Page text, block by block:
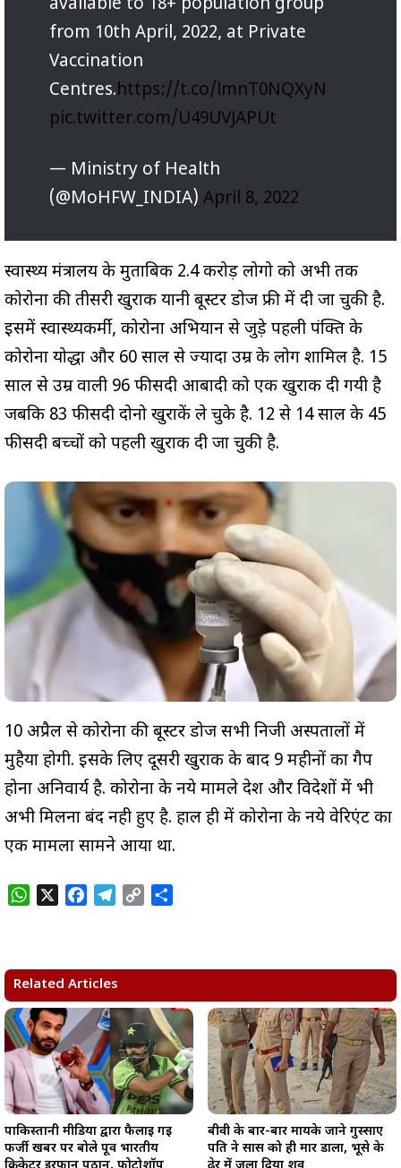
available to 18+ population group
from 10th April, 2022, at Private
Vaccination
Centres.https://t.co/lmnT0NQXyN
pic.twitter.com/U49UVJAPUt
— Ministry of Health
(@MoHFW_INDIA) April 8, 2022
स्वास्थ्य मंत्रालय के मुताबिक 2.4 करोड़ लोगो को अभी तक
कोरोना की तीसरी खुराक यानी बूस्टर डोज फ्री में दी जा चुकी है.
इसमें स्वास्थ्यकर्मी, कोरोना अभियान से जुड़े पहली पंक्ति के
कोरोना योद्धा और 60 साल से ज्यादा उम्र के लोग शामिल है. 15
साल से उम्र वाली 96 फीसदी आबादी को एक खुराक दी गयी है
जबकि 83 फीसदी दोनो खुराकें ले चुके है. 12 से 14 साल के 45
फीसदी बच्चों को पहली खुराक दी जा चुकी है.
10 अप्रैल से कोरोना की बूस्टर डोज सभी निजी अस्पतालों में
मुहैया होगी. इसके लिए दूसरी खुराक के बाद 9 महीनों का गैप
होना अनिवार्य है. कोरोना के नये मामले देश और विदेशों में भी
अभी मिलना बंद नही हुए है. हाल ही में कोरोना के नये वेरिएंट का
एक मामला सामने आया था.
W
s
A
p
p
b
o
k
g
r
a
m
i
n
k
Related Articles
पाकिस्तानी मीडिया द्वारा फैलाई गई
फर्जी खबर पर बोले पूर्व भारतीय
बीवी के बार-बार मायके जाने गुस्साए
पति ने सास को ही मार डाला, भूसे के